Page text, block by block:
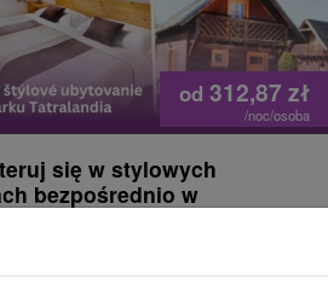
od 312,87 zł
/noc/osoba
się w stylowych
bezpośrednio w
Village Tatralandia